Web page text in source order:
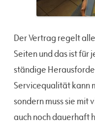
Der Vertrag regelt
Seiten und das ist für
ständige
Servicequalität kann
sondern muss sie mit
auch noch dauerhaft